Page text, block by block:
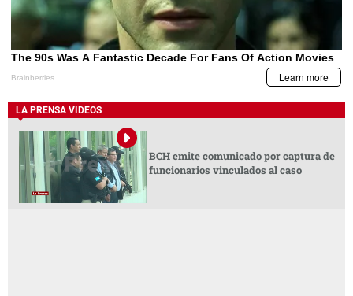
LA PRENSA VIDEOS
BCH emite comunicado por captura de
funcionarios vinculados al caso